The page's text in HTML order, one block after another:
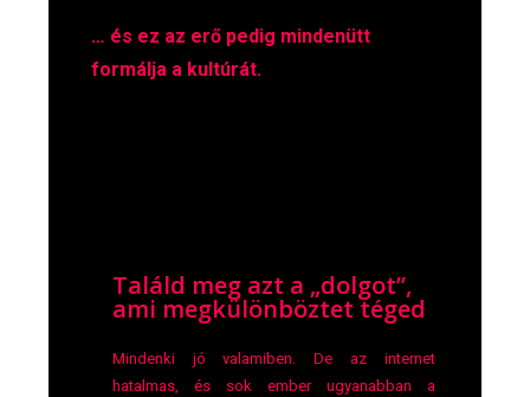
… és ez az erő pedig mindenütt
formálja a kultúrát.
Találd meg azt a „dolgot”,
ami megkülönböztet téged
Mindenki jó valamiben. De az internet
hatalmas, és sok ember ugyanabban a